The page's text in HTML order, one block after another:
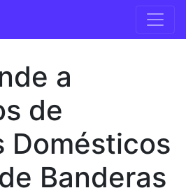
principal
a
de
Domésticos
Banderas